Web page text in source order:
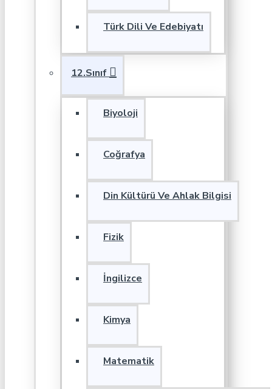
Türk Dili Ve Edebiyatı
12.Sınıf
Biyoloji
Coğrafya
Din Kültürü Ve Ahlak Bilgisi
Fizik
İngilizce
Kimya
Matematik